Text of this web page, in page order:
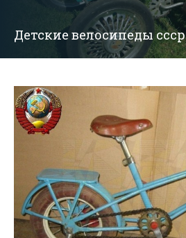
Детские велосипеды ссср